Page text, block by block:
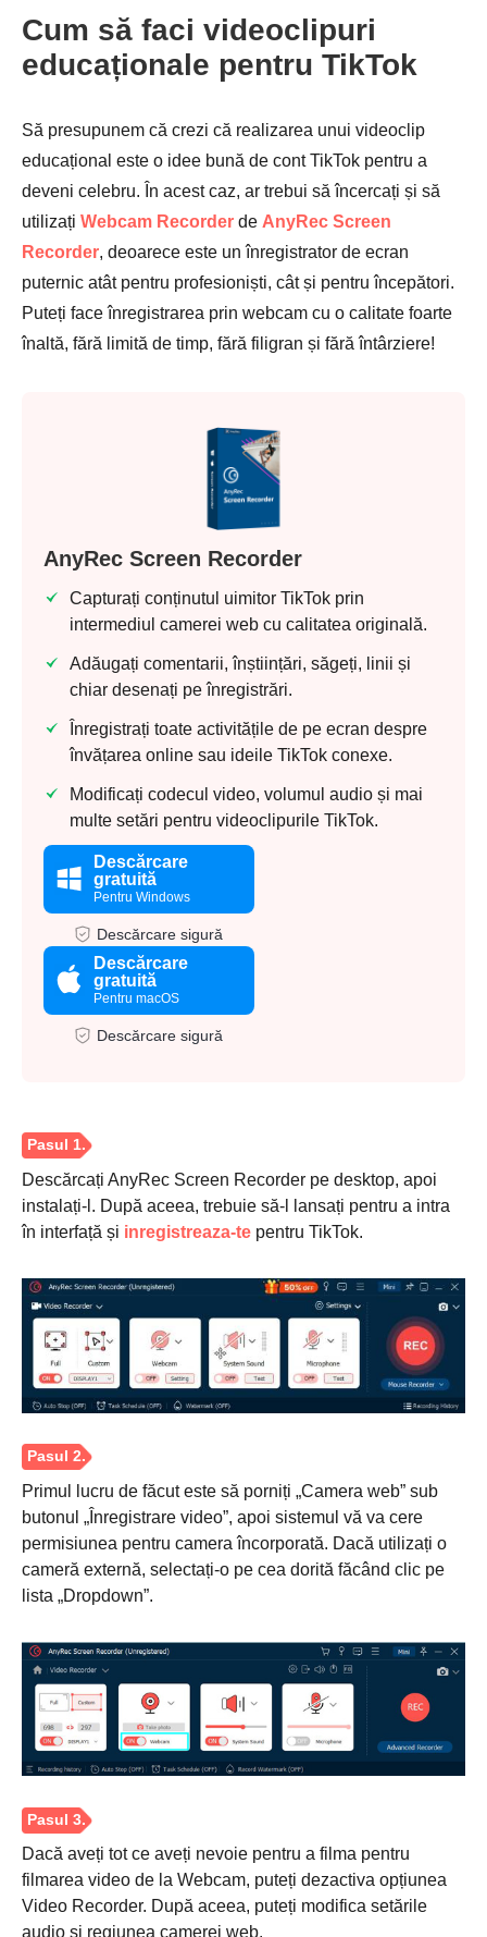
Cum să faci videoclipuri
educaționale pentru TikTok
Să presupunem că crezi că realizarea unui videoclip
educațional este o idee bună de cont TikTok pentru a
deveni celebru. În acest caz, ar trebui să încercați și să
utilizați Webcam Recorder de AnyRec Screen
Recorder, deoarece este un înregistrator de ecran
puternic atât pentru profesioniști, cât și pentru începători.
Puteți face înregistrarea prin webcam cu o calitate foarte
înaltă, fără limită de timp, fără filigran și fără întârziere!
AnyRec Screen Recorder
Capturați conținutul uimitor TikTok prin
intermediul camerei web cu calitatea originală.
Adăugați comentarii, înștiințări, săgeți, linii și
chiar desenați pe înregistrări.
Înregistrați toate activitățile de pe ecran despre
învățarea online sau ideile TikTok conexe.
Modificați codecul video, volumul audio și mai
multe setări pentru videoclipurile TikTok.
Descărcare
gratuită
Pentru Windows
Descărcare sigură
Descărcare
gratuită
Pentru macOS
Descărcare sigură
Descărcați AnyRec Screen Recorder pe desktop, apoi
instalați-l. După aceea, trebuie să-l lansați pentru a intra
în interfață și inregistreaza-te pentru TikTok.
Primul lucru de făcut este să porniți „Camera web” sub
butonul „Înregistrare video”, apoi sistemul vă va cere
permisiunea pentru camera încorporată. Dacă utilizați o
cameră externă, selectați-o pe cea dorită făcând clic pe
lista „Dropdown”.
Dacă aveți tot ce aveți nevoie pentru a filma pentru
filmarea video de la Webcam, puteți dezactiva opțiunea
Video Recorder. După aceea, puteți modifica setările
audio și regiunea camerei web.